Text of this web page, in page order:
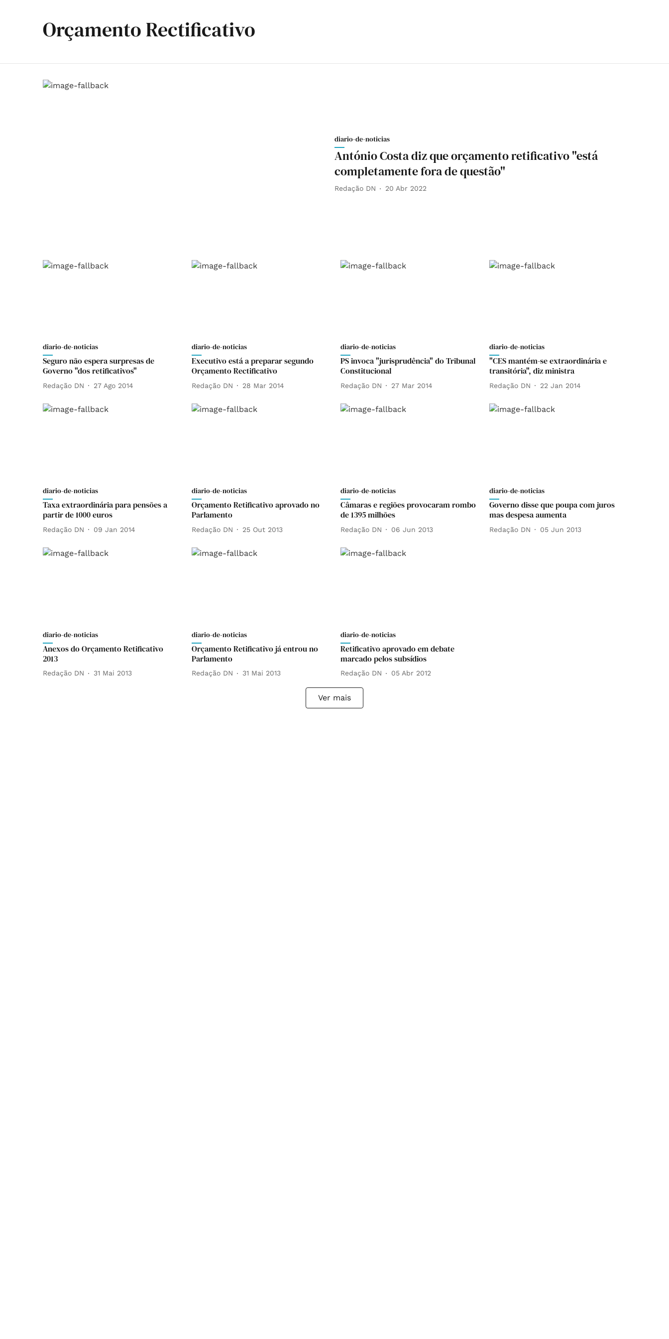
Orçamento Rectificativo
diario-de-noticias
António Costa diz que orçamento retificativo "está
completamente fora de questão"
Redação DN 20 Abr 2022
diario-de-noticias
Seguro não espera surpresas de
Governo "dos retificativos"
Redação DN 27 Ago 2014
diario-de-noticias
Executivo está a preparar segundo
Orçamento Rectificativo
Redação DN 28 Mar 2014
diario-de-noticias
PS invoca "jurisprudência" do Tribunal
Constitucional
Redação DN 27 Mar 2014
diario-de-noticias
"CES mantém-se extraordinária e
transitória", diz ministra
Redação DN 22 Jan 2014
diario-de-noticias
Taxa extraordinária para pensões a
partir de 1000 euros
Redação DN 09 Jan 2014
diario-de-noticias
Orçamento Retificativo aprovado no
Parlamento
Redação DN 25 Out 2013
diario-de-noticias
Câmaras e regiões provocaram rombo
de 1395 milhões
Redação DN 06 Jun 2013
diario-de-noticias
Governo disse que poupa com juros
mas despesa aumenta
Redação DN 05 Jun 2013
diario-de-noticias
Anexos do Orçamento Retificativo
2013
Redação DN 31 Mai 2013
diario-de-noticias
Orçamento Retificativo já entrou no
Parlamento
Redação DN 31 Mai 2013
diario-de-noticias
Retificativo aprovado em debate
marcado pelos subsídios
Redação DN 05 Abr 2012
Ver mais